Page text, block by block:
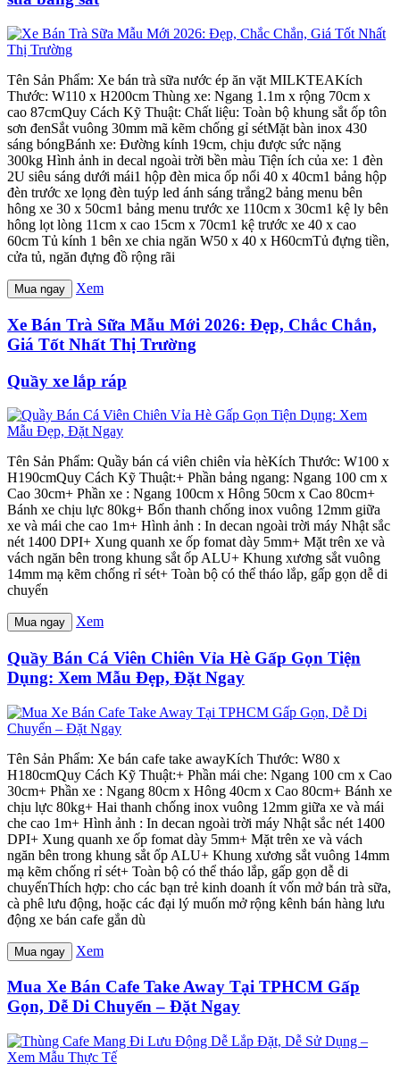
Tên Sản Phẩm: Xe bán trà sữa nước ép ăn vặt MILKTEAKích
Thước: W110 x H200cm Thùng xe: Ngang 1.1m x rộng 70cm x
cao 87cmQuy Cách Kỹ Thuật: Chất liệu: Toàn bộ khung sắt ốp tôn
sơn đenSắt vuông 30mm mã kẽm chống gỉ sétMặt bàn inox 430
sáng bóngBánh xe: Đường kính 19cm, chịu được sức nặng
300kg Hình ảnh in decal ngoài trời bền màu Tiện ích của xe: 1 đèn
2U siêu sáng dưới mái1 hộp đèn mica ốp nổi 40 x 40cm1 bảng hộp
đèn trước xe lọng đèn tuýp led ánh sáng trắng2 bảng menu bên
hông xe 30 x 50cm1 bảng menu trước xe 110cm x 30cm1 kệ ly bên
hông lọt lòng 11cm x cao 15cm x 70cm1 kệ trước xe 40 x cao
60cm Tủ kính 1 bên xe chia ngăn W50 x 40 x H60cmTủ đựng tiền,
cửa tủ, ngăn đựng đồ rộng rãi
Mua ngay Xem
Xe Bán Trà Sữa Mẫu Mới 2026: Đẹp, Chắc Chắn,
Giá Tốt Nhất Thị Trường
Quầy xe lắp ráp
Tên Sản Phẩm: Quầy bán cá viên chiên vỉa hèKích Thước: W100 x
H190cmQuy Cách Kỹ Thuật:+ Phần bảng ngang: Ngang 100 cm x
Cao 30cm+ Phần xe : Ngang 100cm x Hông 50cm x Cao 80cm+
Bánh xe chịu lực 80kg+ Bốn thanh chống inox vuông 12mm giữa
xe và mái che cao 1m+ Hình ảnh : In decan ngoài trời máy Nhật sắc
nét 1400 DPI+ Xung quanh xe ốp fomat dày 5mm+ Mặt trên xe và
vách ngăn bên trong khung sắt ốp ALU+ Khung xương sắt vuông
14mm mạ kẽm chống rỉ sét+ Toàn bộ có thể tháo lắp, gấp gọn dễ di
chuyển
Mua ngay Xem
Quầy Bán Cá Viên Chiên Vỉa Hè Gấp Gọn Tiện
Dụng: Xem Mẫu Đẹp, Đặt Ngay
Tên Sản Phẩm: Xe bán cafe take awayKích Thước: W80 x
H180cmQuy Cách Kỹ Thuật:+ Phần mái che: Ngang 100 cm x Cao
30cm+ Phần xe : Ngang 80cm x Hông 40cm x Cao 80cm+ Bánh xe
chịu lực 80kg+ Hai thanh chống inox vuông 12mm giữa xe và mái
che cao 1m+ Hình ảnh : In decan ngoài trời máy Nhật sắc nét 1400
DPI+ Xung quanh xe ốp fomat dày 5mm+ Mặt trên xe và vách
ngăn bên trong khung sắt ốp ALU+ Khung xương sắt vuông 14mm
mạ kẽm chống rỉ sét+ Toàn bộ có thể tháo lắp, gấp gọn dễ di
chuyểnThích hợp: cho các bạn trẻ kinh doanh ít vốn mở bán trà sữa,
cà phê lưu động, hoặc các đại lý muốn mở rộng kênh bán hàng lưu
động xe bán cafe gắn dù
Mua ngay Xem
Mua Xe Bán Cafe Take Away Tại TPHCM Gấp
Gọn, Dễ Di Chuyển – Đặt Ngay